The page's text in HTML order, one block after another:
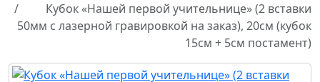
Кубок «Нашей первой учительнице» (2 вставки
50мм с лазерной гравировкой на заказ), 20см (кубок
15см + 5см постамент)